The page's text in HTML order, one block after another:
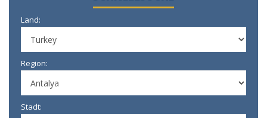
Land:
Region:
Stadt: